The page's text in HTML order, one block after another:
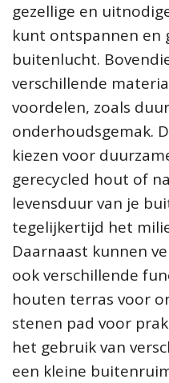
gezellige en
kunt ontspannen en
buitenlucht.
verschillende
voordelen, zoals
onderhoudsgemak.
kiezen voor
gerecycled hout of
levensduur van je
tegelijkertijd het
Daarnaast kunnen
ook verschillende
houten terras voor
stenen pad voor
het gebruik van
een kleine